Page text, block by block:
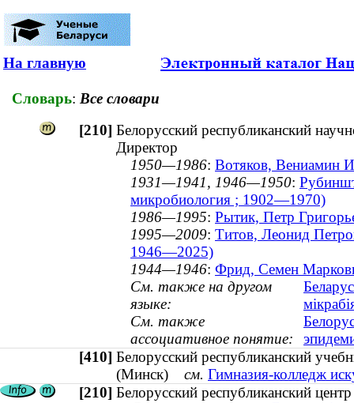
На главную
Словарь: Все словари
[210] Белорусский республиканский
Директор
1950—1986: Вотяков, Вениамин
1931—1941, 1946—1950:
микробиология ; 1902—1970)
1986—1995: Рытик, Петр
1995—2009: Титов, Леонид
1946—2025)
1944—1946: Фрид, Семен
См. также на другом
языке:
См. также
ассоциативное понятие:
[410] Белорусский республиканский
(Минск) см. Гимназия-колледж
[210] Белорусский республиканский